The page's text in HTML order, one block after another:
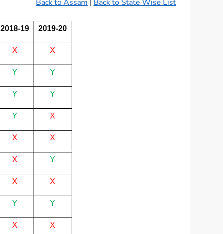
Back to Assam | Back to State Wise List
2018-19 2019-20
X X
Y Y
Y Y
Y X
X X
X Y
X X
Y Y
X X